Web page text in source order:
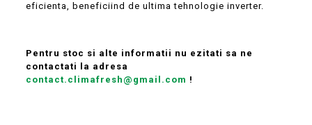
eficienta, beneficiind de ultima tehnologie inverter.
Pentru stoc si alte informatii nu ezitati sa ne
contactati la adresa
contact.climafresh@gmail.com !